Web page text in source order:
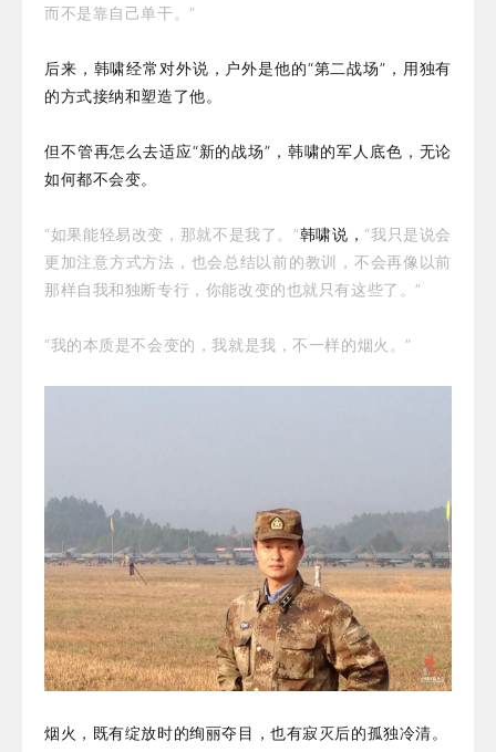
而不是靠自己单干。”
后来，韩啸经常对外说，户外是他的“第二战场”，用独有
的方式接纳和塑造了他。
但不管再怎么去适应“新的战场”，韩啸的军人底色，无论
如何都不会变。
“如果能轻易改变，那就不是我了。”韩啸说，“我只是说会
更加注意方式方法，也会总结以前的教训，不会再像以前
那样自我和独断专行，你能改变的也就只有这些了。”
“我的本质是不会变的，我就是我，不一样的烟火。”
烟火，既有绽放时的绚丽夺目，也有寂灭后的孤独冷清。